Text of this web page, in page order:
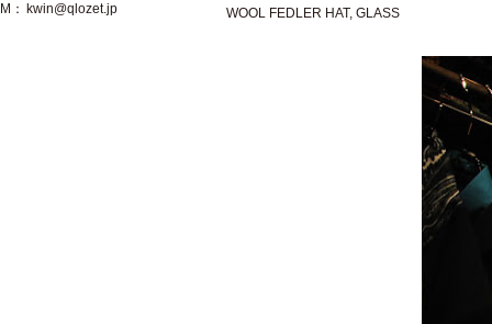
WOOL FEDLER HAT, GLASS
M：
kwin@qlozet.jp